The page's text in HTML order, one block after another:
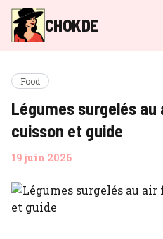
CHOKDE
Food
Légumes surgelés
cuisson et guide
19 juin 2026